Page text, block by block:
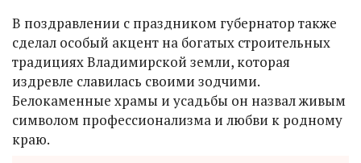
В поздравлении с праздником губернатор также
сделал особый акцент на богатых строительных
традициях Владимирской земли, которая
издревле славилась своими зодчими.
Белокаменные храмы и усадьбы он назвал живым
символом профессионализма и любви к родному
краю.